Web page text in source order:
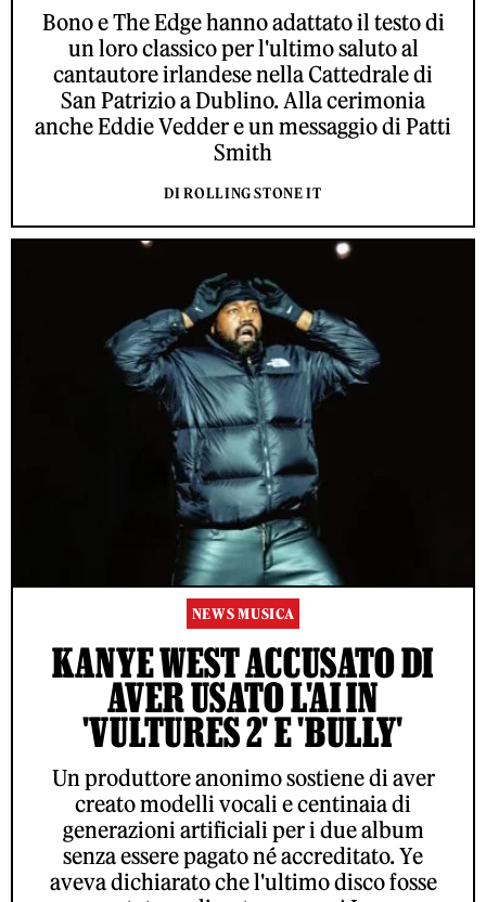
Bono e The Edge hanno adattato il testo di
un loro classico per l'ultimo saluto al
cantautore irlandese nella Cattedrale di
San Patrizio a Dublino. Alla cerimonia
anche Eddie Vedder e un messaggio di Patti
Smith
DI ROLLING STONE IT
NEWS MUSICA
KANYE WEST ACCUSATO DI
AVER USATO L'AI IN
'VULTURES 2' E 'BULLY'
Un produttore anonimo sostiene di aver
creato modelli vocali e centinaia di
generazioni artificiali per i due album
senza essere pagato né accreditato. Ye
aveva dichiarato che l'ultimo disco fosse